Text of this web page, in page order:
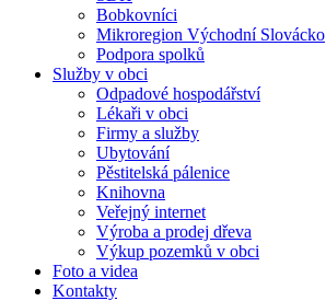
Bobkovníci
Mikroregion Východní Slovácko
Podpora spolků
Služby v obci
Odpadové hospodářství
Lékaři v obci
Firmy a služby
Ubytování
Pěstitelská pálenice
Knihovna
Veřejný internet
Výroba a prodej dřeva
Výkup pozemků v obci
Foto a videa
Kontakty